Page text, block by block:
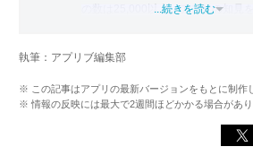
の数は25,000以上。アプリの知見
化アプリの紹介）、TBS『サタプ
スマホアプリ）他
...続きを読む
執筆：アプリブ編集部
※ この記事はアプリの最新バージョンをもとに制作
※ 情報の反映には最大で2週間ほどかかる場合があ